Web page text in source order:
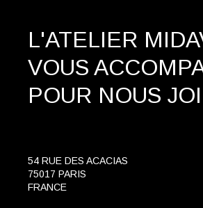
L'ATELIER
VOUS
POUR NOUS
54 RUE DES ACACIAS
75017 PARIS
FRANCE